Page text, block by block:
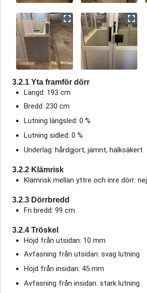
3.2.1 Yta framför dörr
Längd: 193 cm
Bredd: 230 cm
Lutning längsled: 0 %
Lutning sidled: 0 %
Underlag: hårdgjort, jämnt, halksäkert
3.2.2 Klämrisk
Klämrisk mellan yttre och inre dörr: nej
3.2.3 Dörrbredd
Fri bredd: 99 cm
3.2.4 Tröskel
Höjd från utsidan: 10 mm
Avfasning från utsidan: svag lutning
Höjd från insidan: 45 mm
Avfasning från insidan: stark lutning